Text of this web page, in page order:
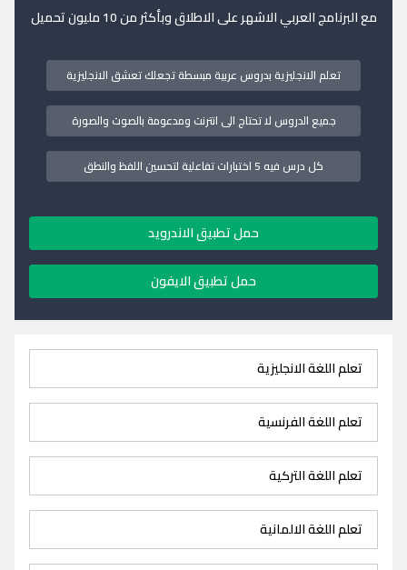
مع البرنامج العربي الاشهر على الاطلاق وبأكثر من 10 مليون تحميل
تعلم الانجليزية بدروس عربية مبسطة تجعلك تعشق الانجليزية
جميع الدروس لا تحتاج الى انترنت ومدعومة بالصوت والصورة
كل درس فيه 5 اختبارات تفاعلية لتحسين اللفظ والنطق
حمل تطبيق الاندرويد
حمل تطبيق الايفون
تعلم اللغة الانجليزية
تعلم اللغة الفرنسية
تعلم اللغة التركية
تعلم اللغة الالمانية